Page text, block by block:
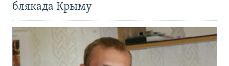
блякада Крыму